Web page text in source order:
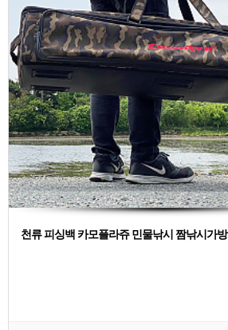
천류 피싱백 카모플라쥬 민물낚시 짬낚시가방